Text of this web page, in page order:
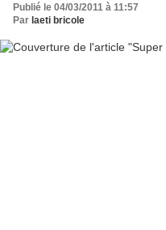
Publié le 04/03/2011 à 11:57
Par laeti bricole